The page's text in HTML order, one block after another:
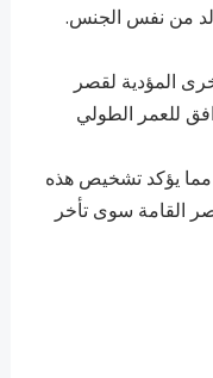
من نفس الجنس.
المؤدية لقصر
للعمر الطولي
مما يؤكد تشخيص هذه
القامة سوى تأخر